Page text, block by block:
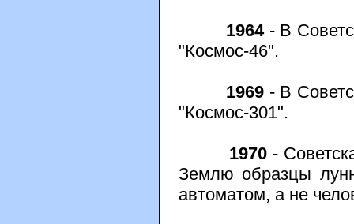
1964- В
"Космос-46".
1969- В
"Космос-301".
1970-
Землю образцы
автоматом, а не